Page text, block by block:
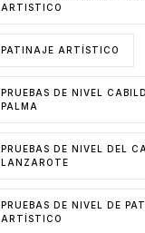
ARTISTICO
PATINAJE ARTÍSTICO
PRUEBAS DE NIVEL
PALMA
PRUEBAS DE NIVEL DEL
LANZAROTE
PRUEBAS DE NIVEL DE
ARTÍSTICO